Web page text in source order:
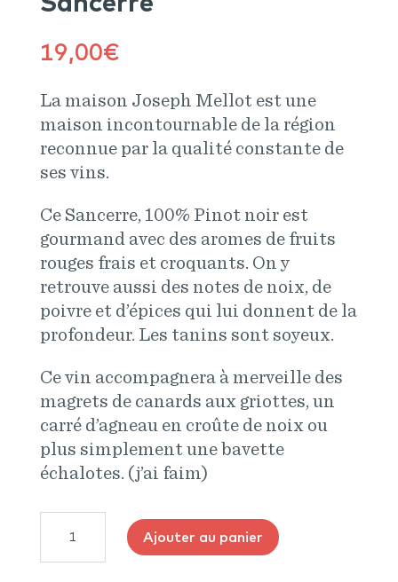
19,00€
La maison Joseph Mellot est une
maison incontournable de la région
reconnue par la qualité constante de
ses vins.
Ce Sancerre, 100% Pinot noir est
gourmand avec des aromes de fruits
rouges frais et croquants. On y
retrouve aussi des notes de noix, de
poivre et d’épices qui lui donnent de la
profondeur. Les tanins sont soyeux.
Ce vin accompagnera à merveille des
magrets de canards aux griottes, un
carré d’agneau en croûte de noix ou
plus simplement une bavette
échalotes. (j’ai faim)
Domaine
Ajouter au panier